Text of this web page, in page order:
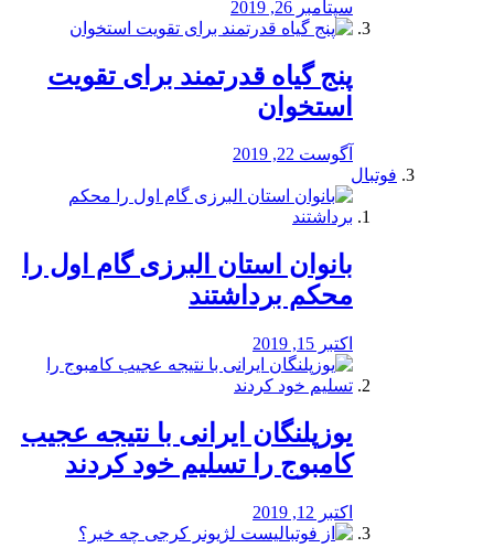
سپتامبر 26, 2019
پنج گیاه قدرتمند برای تقویت
استخوان
آگوست 22, 2019
فوتبال
بانوان استان البرزی گام اول را
محكم برداشتند
اکتبر 15, 2019
یوزپلنگان ایرانی با نتیجه عجیب
کامبوج را تسلیم خود کردند
اکتبر 12, 2019